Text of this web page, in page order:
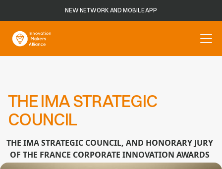
NEW NETWORK AND MOBILE APP
THE IMA STRATEGIC
COUNCIL
THE IMA STRATEGIC COUNCIL, AND HONORARY JURY
OF THE FRANCE CORPORATE INNOVATION AWARDS